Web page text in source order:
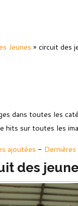
Jeunes » circuit des
dans toutes les
hits sur toutes les
ajoutées -
des